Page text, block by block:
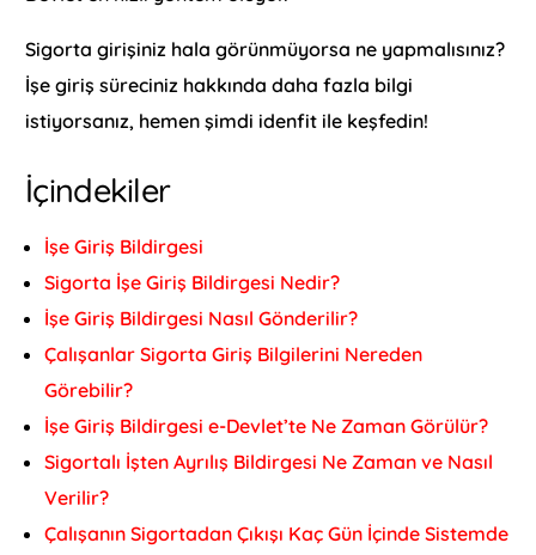
Sigorta girişiniz hala görünmüyorsa ne yapmalısınız?
İşe giriş süreciniz hakkında daha fazla bilgi
istiyorsanız, hemen şimdi idenfit ile keşfedin!
İçindekiler
İşe Giriş Bildirgesi
Sigorta İşe Giriş Bildirgesi Nedir?
İşe Giriş Bildirgesi Nasıl Gönderilir?
Çalışanlar Sigorta Giriş Bilgilerini Nereden
Görebilir?
İşe Giriş Bildirgesi e-Devlet’te Ne Zaman Görülür?
Sigortalı İşten Ayrılış Bildirgesi Ne Zaman ve Nasıl
Verilir?
Çalışanın Sigortadan Çıkışı Kaç Gün İçinde Sistemde